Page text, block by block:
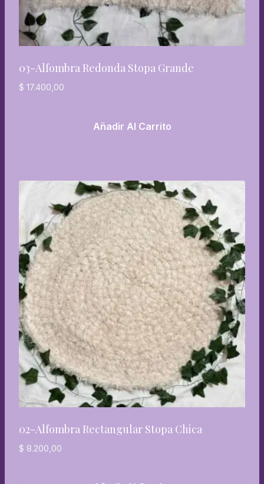
03-Alfombra Redonda Stopa Grande
$ 17.400,00
Añadir Al Carrito
02-Alfombra Rectangular Stopa Chica
$ 8.200,00